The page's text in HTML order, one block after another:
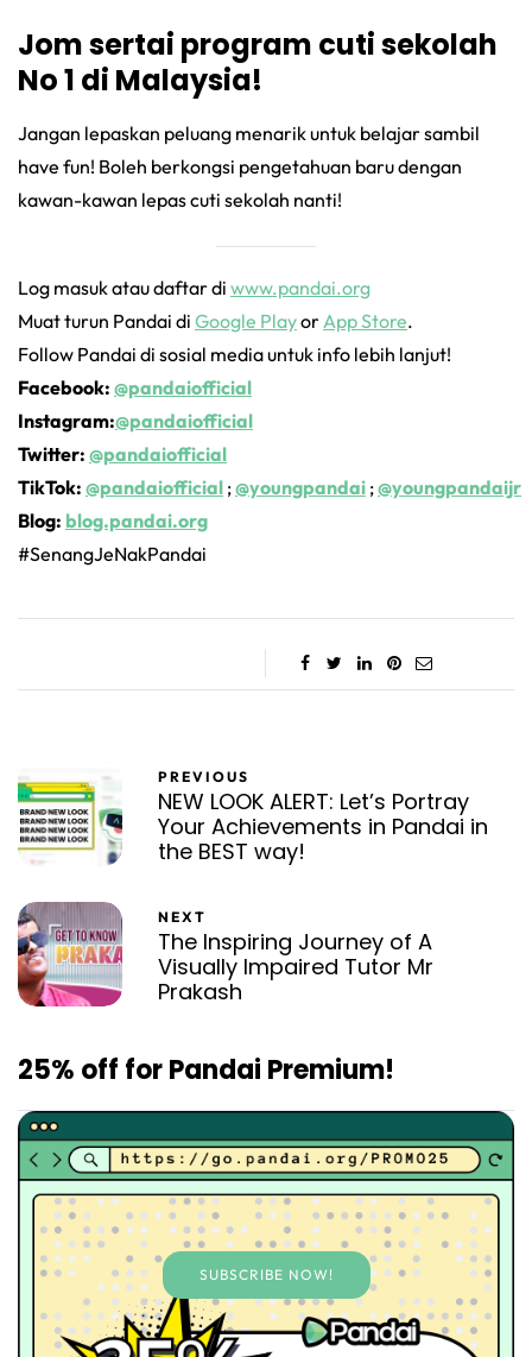
Jom sertai program cuti sekolah
No 1 di Malaysia!
Jangan lepaskan peluang menarik untuk belajar sambil
have fun! Boleh berkongsi pengetahuan baru dengan
kawan-kawan lepas cuti sekolah nanti!
Log masuk atau daftar di www.pandai.org
Muat turun Pandai di Google Playor App Store.
Follow Pandai di sosial media untuk info lebih lanjut!
Facebook: @pandaiofficial
Instagram:@pandaiofficial
Twitter: @pandaiofficial
TikTok: @pandaiofficial ;@youngpandai ;@youngpandaijr
Blog: blog.pandai.org
#SenangJeNakPandai
PREVIOUS
NEW LOOK ALERT: Let’s Portray
Your Achievements in Pandai in
the BEST way!
NEXT
The Inspiring Journey of A
Visually Impaired Tutor Mr
Prakash
25% off for Pandai Premium!
SUBSCRIBE NOW!